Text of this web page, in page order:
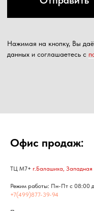
Офис продаж:
ТЦ М7+ г.Балашиха, Западная
Режим работы: Пн-Пт с 08:00
+7(499)877-39-94